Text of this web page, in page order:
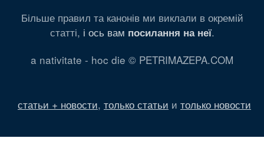
Більше правил та канонів ми виклали в окремій
статті, і ось вам посилання на неї.
a nativitate - hoc die © PETRIMAZEPA.COM
статьи + новости, только статьи и только новости